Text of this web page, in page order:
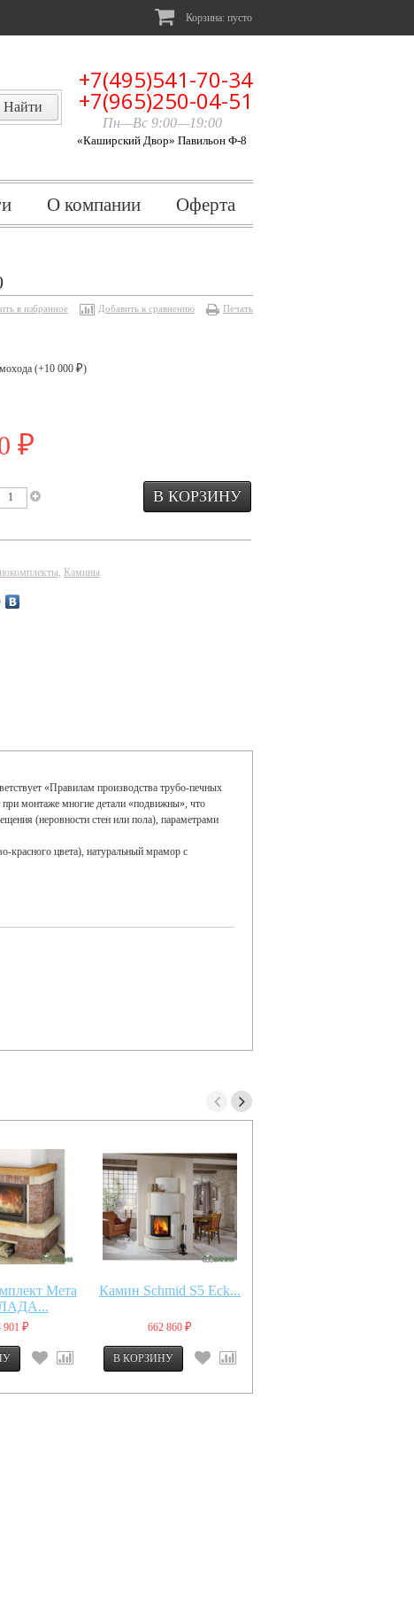
Корзина: пусто
+7(495)541-70-34
+7(965)250-04-51
Пн—Вс 9:00—19:00
«Каширский Двор» Павильон Ф-8
О компании Оферта
в избранное Добавить к сравнению Печать
(+10 000 ₽)
₽
, Камины
«Правилам производства трубо-печных
при монтаже многие детали «подвижны», что
(неровности стен или пола), параметрами
цвета), натуральный мрамор с
Мета
901 ₽
Камин Schmid S5 Eck...
662 860 ₽